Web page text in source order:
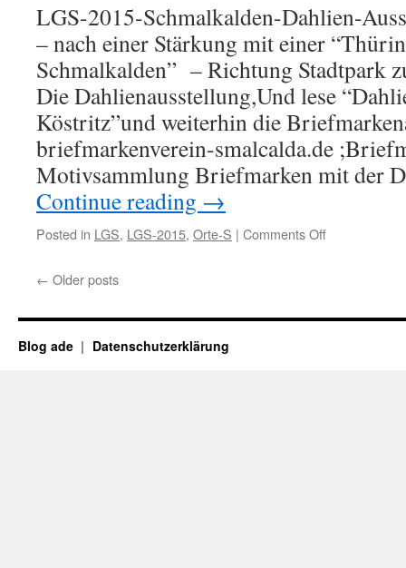
LGS-2015-Schmalkalden-Dahlien-
– nach einer Stärkung mit einer
Schmalkalden” – Richtung Stadtpark
Die Dahlienausstellung,Und lese
Köstritz”und weiterhin die
briefmarkenverein-smalcalda.de
Motivsammlung Briefmarken mit der
Continue reading →
Posted in LGS, LGS-2015, Orte-S | Comments Off
← Older posts
Blog ade Datenschutzerklärung